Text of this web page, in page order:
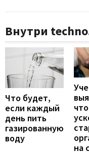
Внутри
Что будет,
если каждый
день пить
газированную
воду
что
на